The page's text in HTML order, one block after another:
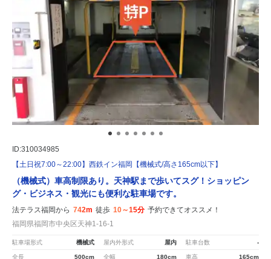
ID:310034985
【土日祝7:00～22:00】西鉄イン福岡【機械式/高さ165cm以下】
（機械式）車高制限あり。天神駅まで歩いてスグ！ショッピン
グ・ビジネス・観光にも便利な駐車場です。
法テラス福岡から 742m 徒歩 10～15分 予約できてオススメ！
福岡県福岡市中央区天神1-16-1
駐車場形式 機械式 屋内外形式 屋内 駐車台数 -
全長 500cm 全幅 180cm 車高 165cm